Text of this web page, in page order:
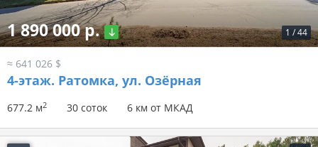
1 /44
1 890 000 р.
≈ 641 026 $
4-этаж. Ратомка, ул. Озёрная
677.2 м2 30 соток 6 км от МКАД